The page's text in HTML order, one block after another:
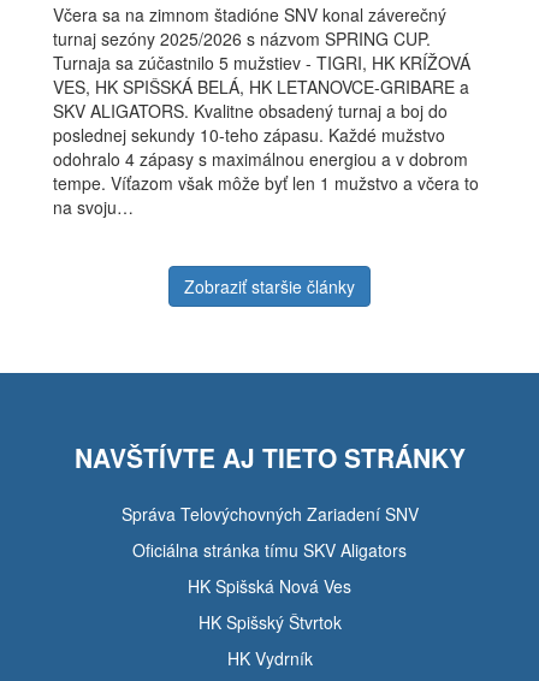
Včera sa na zimnom štadióne SNV konal záverečný
turnaj sezóny 2025/2026 s názvom SPRING CUP.
Turnaja sa zúčastnilo 5 mužstiev - TIGRI, HK KRÍŽOVÁ
VES, HK SPIŠSKÁ BELÁ, HK LETANOVCE-GRIBARE a
SKV ALIGATORS. Kvalitne obsadený turnaj a boj do
poslednej sekundy 10-teho zápasu. Každé mužstvo
odohralo 4 zápasy s maximálnou energiou a v dobrom
tempe. Víťazom však môže byť len 1 mužstvo a včera to
na svoju…
Zobraziť staršie články
NAVŠTÍVTE AJ TIETO STRÁNKY
Správa Telovýchovných Zariadení SNV
Oficiálna stránka tímu SKV Aligators
HK Spišská Nová Ves
HK Spišský Štvrtok
HK Vydrník